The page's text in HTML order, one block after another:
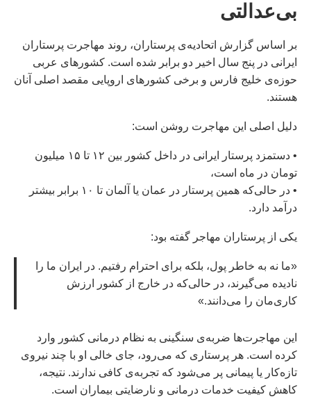
بی‌عدالتی
بر اساس گزارش اتحادیه‌ی پرستاران، روند مهاجرت پرستاران
ایرانی در پنج سال اخیر دو برابر شده است. کشورهای عربی
حوزه‌ی خلیج فارس و برخی کشورهای اروپایی مقصد اصلی آنان
هستند.
دلیل اصلی این مهاجرت روشن است:
• دستمزد پرستار ایرانی در داخل کشور بین ۱۲ تا ۱۵ میلیون
تومان در ماه است،
• در حالی‌که همین پرستار در عمان یا آلمان تا ۱۰ برابر بیشتر
درآمد دارد.
یکی از پرستاران مهاجر گفته بود:
«ما نه به خاطر پول، بلکه برای احترام رفتیم. در ایران ما را
نادیده می‌گیرند، در حالی‌که در خارج از کشور ارزش
کاری‌مان را می‌دانند.»
این مهاجرت‌ها ضربه‌ی سنگینی به نظام درمانی کشور وارد
کرده است. هر پرستاری که می‌رود، جای خالی او با چند نیروی
تازه‌کار یا پیمانی پر می‌شود که تجربه‌ی کافی ندارند. نتیجه،
کاهش کیفیت خدمات درمانی و نارضایتی بیماران است.